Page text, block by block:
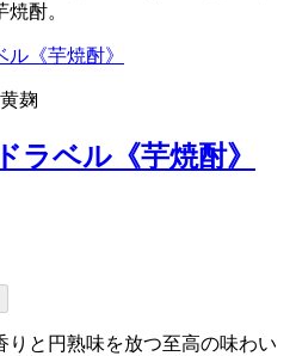
酎。
黄麹
ベル《芋焼酎》
りと円熟味を放つ至高の味わい